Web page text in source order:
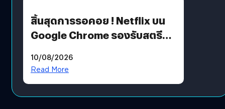
สิ้นสุดการรอคอย ! Netflix บน
Google Chrome รองรับสตรีม
เงื่อนไขที่กำหนด
10/08/2026
Read More